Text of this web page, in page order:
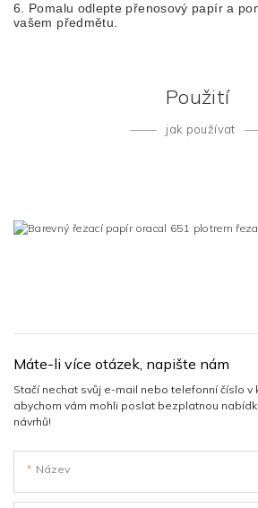
6. Pomalu odlepte přenosový papír a
vašem předmětu.
Použití
jak používat
Máte-li více otázek, napište nám
Stačí nechat svůj e-mail nebo telefonní číslo v
abychom vám mohli poslat bezplatnou
návrhů!
Název